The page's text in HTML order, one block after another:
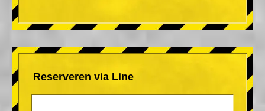
Reserveren via Line